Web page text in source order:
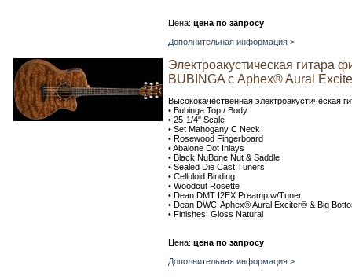
Цена: цена по запросу
Дополнительная информация >
Электроакустическая гитара
BUBINGA с Aphex® Aural
Высококачественная электроакустическая
• Bubinga Top / Body
• 25-1/4" Scale
• Set Mahogany C Neck
• Rosewood Fingerboard
• Abalone Dot Inlays
• Black NuBone Nut & Saddle
• Sealed Die Cast Tuners
• Celluloid Binding
• Woodcut Rosette
• Dean DMT I2EX Preamp w/Tuner
• Dean DWC-Aphex® Aural Exciter® & Big
• Finishes: Gloss Natural
Цена: цена по запросу
Дополнительная информация >